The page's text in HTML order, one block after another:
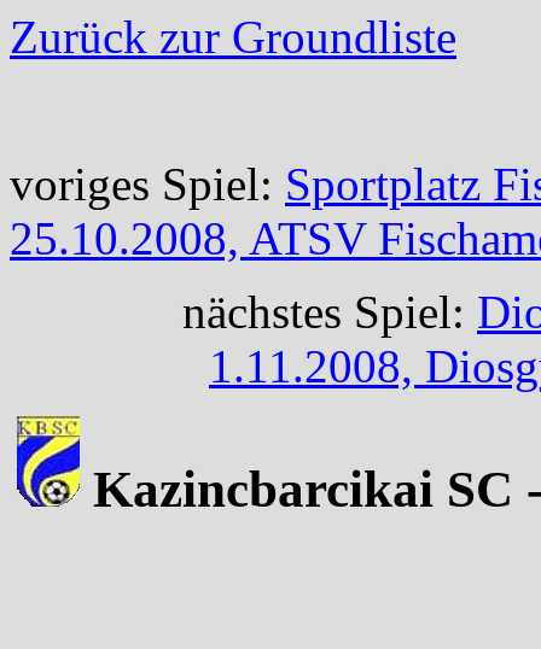
Zurück zur Groundliste
voriges Spiel: Sportplatz
25.10.2008, ATSV
nächstes Spiel:
1.11.2008,
Kazincbarcikai SC